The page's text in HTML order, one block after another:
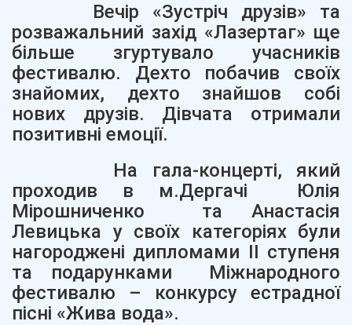
Вечір «Зустріч друзів» та
розважальний захід «Лазертаг» ще
більше згуртувало учасників
фестивалю. Дехто побачив своїх
знайомих, дехто знайшов собі
нових друзів. Дівчата отримали
позитивні емоції.
На гала-концерті, який
проходив в м.Дергачі Юлія
Мірошниченко та Анастасія
Левицька у своїх категоріях були
нагороджені дипломами ІІ ступеня
та подарунками Міжнародного
фестивалю – конкурсу естрадної
пісні «Жива вода».